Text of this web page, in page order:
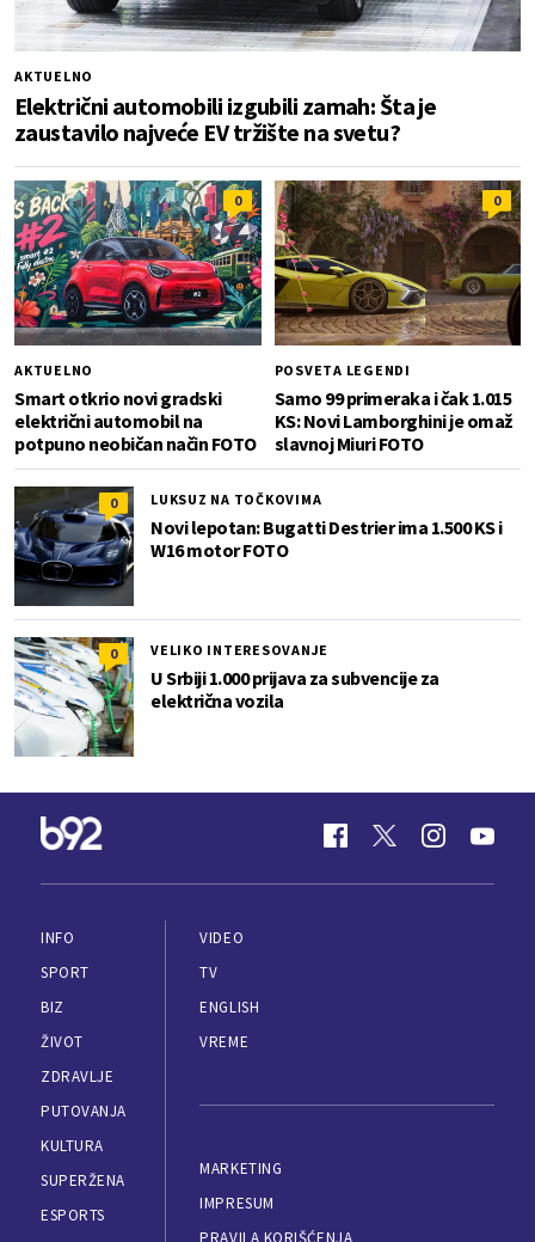
AKTUELNO
Električni automobili izgubili zamah: Šta je
zaustavilo najveće EV tržište na svetu?
0
AKTUELNO
Smart otkrio novi gradski
električni automobil na
potpuno neobičan način FOTO
0
POSVETA LEGENDI
Samo 99 primeraka i čak 1.015
KS: Novi Lamborghini je omaž
slavnoj Miuri FOTO
0 LUKSUZ NA TOČKOVIMA
Novi lepotan: Bugatti Destrier ima 1.500 KS i
W16 motor FOTO
0 VELIKO INTERESOVANJE
U Srbiji 1.000 prijava za subvencije za
električna vozila
INFO
SPORT
BIZ
ŽIVOT
ZDRAVLJE
PUTOVANJA
KULTURA
SUPERŽENA
ESPORTS
VIDEO
TV
ENGLISH
VREME
MARKETING
IMPRESUM
PRAVILA KORIŠĆENJA